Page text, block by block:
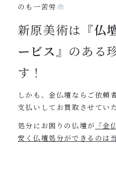
のも一苦労
新原美術は『仏
ービス』のある
す！
しかも、金仏壇ならご依頼
支払いしてお買取させてい
処分にお困りの仏壇が 「
安く仏壇処分ができるのは